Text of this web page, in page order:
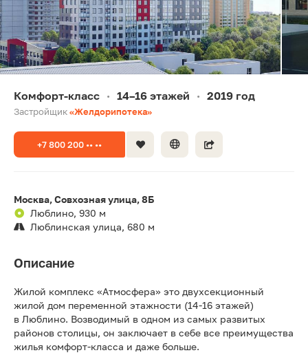
Комфорт-класс • 14–16 этажей • 2019 год
Застройщик«Желдорипотека»
+7 800 200 •• ••
Москва, Совхозная улица, 8Б
Люблино, 930 м
Люблинская улица, 680 м
Описание
Жилой комплекс «Атмосфера» это двухсекционный
жилой дом переменной этажности (14-16 этажей)
в Люблино. Возводимый в одном из самых развитых
районов столицы, он заключает в себе все преимущества
жилья комфорт-класса и даже больше.